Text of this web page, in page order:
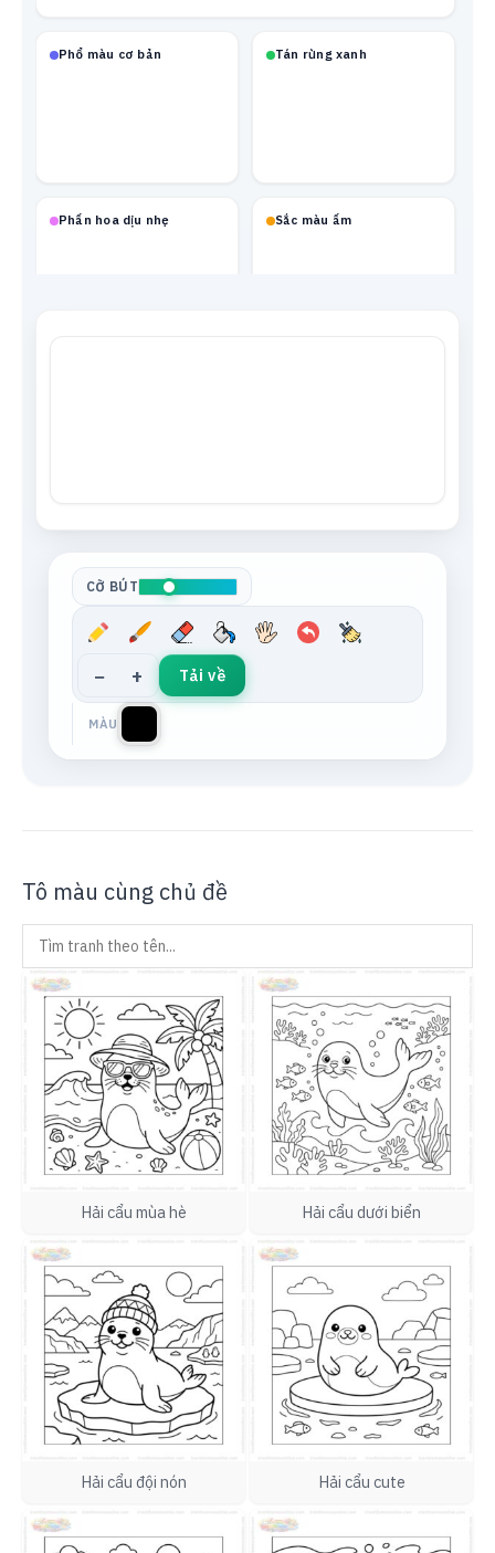
Phổ màu cơ bản Tán rừng xanh
Phấn hoa dịu nhẹ Sắc màu ấm
CỠ BÚT
− + Tải về
MÀU
Tô màu cùng chủ đề
Hải cẩu mùa hè Hải cẩu dưới biển
Hải cẩu đội nón Hải cẩu cute